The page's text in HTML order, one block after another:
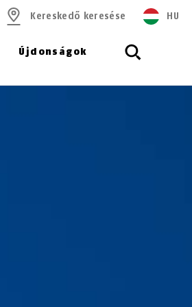
Újdonságok
Kereskedő keresése HU